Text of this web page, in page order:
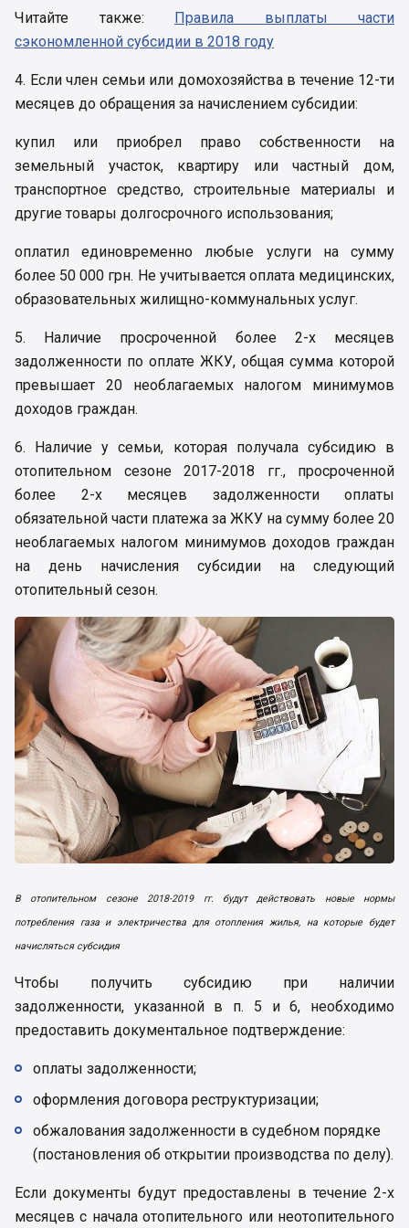
Читайте также: Правила выплаты части
сэкономленной субсидии в 2018 году
4. Если член семьи или домохозяйства в течение 12-ти
месяцев до обращения за начислением субсидии:
купил или приобрел право собственности на
земельный участок, квартиру или частный дом,
транспортное средство, строительные материалы и
другие товары долгосрочного использования;
оплатил единовременно любые услуги на сумму
более 50 000 грн. Не учитывается оплата медицинских,
образовательных жилищно-коммунальных услуг.
5. Наличие просроченной более 2-х месяцев
задолженности по оплате ЖКУ, общая сумма которой
превышает 20 необлагаемых налогом минимумов
доходов граждан.
6. Наличие у семьи, которая получала субсидию в
отопительном сезоне 2017-2018 гг., просроченной
более 2-х месяцев задолженности оплаты
обязательной части платежа за ЖКУ на сумму более 20
необлагаемых налогом минимумов доходов граждан
на день начисления субсидии на следующий
отопительный сезон.
В отопительном сезоне 2018-2019 гг. будут действовать новые нормы
потребления газа и электричества для отопления жилья, на которые будет
начисляться субсидия
Чтобы получить субсидию при наличии
задолженности, указанной в п. 5 и 6, необходимо
предоставить документальное подтверждение:
оплаты задолженности;
оформления договора реструктуризации;
обжалования задолженности в судебном порядке
(постановления об открытии производства по делу).
Если документы будут предоставлены в течение 2-х
месяцев с начала отопительного или неотопительного